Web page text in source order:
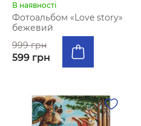
В наявності
Фотоальбом «Love story»
бежевий
999 грн
599 грн